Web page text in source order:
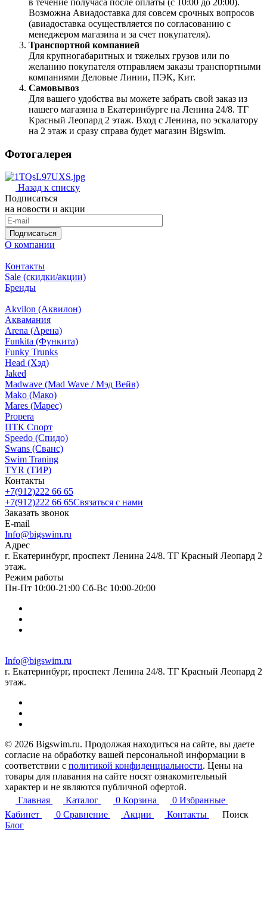
Возможна Авиадоставка для совсем срочных вопросов
(авиадоставка осуществляется по согласованию с
менеджером магазина и за счет покупателя).
Транспортной компанией
Для крупногабаритных и тяжелых грузов или по
желанию покупателя отправляем заказы транспортными
компаниями Деловые Линии, ПЭК, Кит.
Самовывоз
Для вашего удобства вы можете забрать свой заказ из
нашего магазина в Екатеринбурге на Ленина 24/8. ТГ
Красный Леопард 2 этаж. Вход с Ленина, по эскалатору
на 2 этаж и сразу справа будет магазин Bigswim.
Фотогалерея
Назад к списку
Подписаться
на новости и акции
Подписаться
О компании
Контакты
Sale (скидки/акции)
Бренды
Akvilon (Аквилон)
Аквамания
Arena (Арена)
Funkita (Функита)
Funky Trunks
Head (Хэд)
Jaked
Madwave (Mad Wave / Мэд Вейв)
Mako (Мако)
Mares (Марес)
Propera
ПТК Спорт
Speedo (Спидо)
Swans (Сванс)
Swim Traning
TYR (ТИР)
Контакты
+7(912)222 66 65
+7(912)222 66 65Связаться с нами
Заказать звонок
E-mail
Info@bigswim.ru
Адрес
г. Екатеринбург, проспект Ленина 24/8. ТГ Красный Леопард 2
этаж.
Режим работы
Пн-Пт 10:00-21:00 Сб-Вс 10:00-20:00
Info@bigswim.ru
г. Екатеринбург, проспект Ленина 24/8. ТГ Красный Леопард 2
этаж.
© 2026 Bigswim.ru. Продолжая находиться на сайте, вы даете
согласие на обработку вашей персональной информации в
соответствии с политикой конфиденциальности. Цены на
товары для плавания на сайте носят ознакомительный
характер и не являются публичной офертой.
Главная
Каталог 0 Корзина 0 Избранные
Кабинет
0 Сравнение Акции Контакты
Поиск
Блог